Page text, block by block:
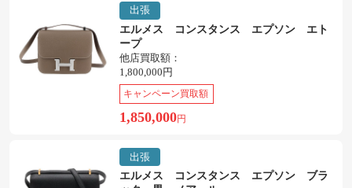
出張
エルメス コンスタンス エプソン エト
ープ
他店買取額：
1,800,000円
キャンペーン買取額
1,850,000円
出張
エルメス コンスタンス エプソン ブラ